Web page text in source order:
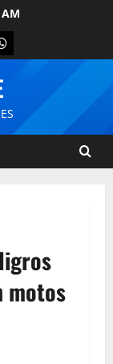
motos